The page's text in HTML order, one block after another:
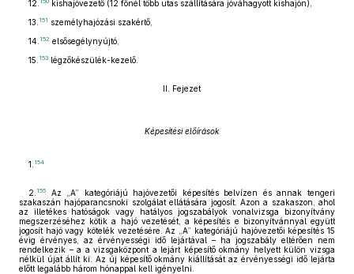
12.
kishajóvezető (12 főnél több utas szállítására jóváhagyott kishajón),
13. 151 személyhajózási szakértő,
14. 152 elsősegélynyújtó,
15. 153 légzőkészülék-kezelő.
II. Fejezet
Képesítési előírások
1. 154
2. 155
Az „A” kategóriájú hajóvezetői képesítés belvízen és annak tengeri
szakaszán hajóparancsnoki szolgálat ellátására jogosít. Azon a szakaszon, ahol
az illetékes hatóságok vagy hatályos jogszabályok vonalvizsga bizonyítvány
megszerzéséhez kötik a hajó vezetését, a képesítés e bizonyítvánnyal együtt
jogosít hajó vagy kötelék vezetésére. Az „A” kategóriájú hajóvezetői képesítés 15
évig érvényes, az érvényességi idő lejártával – ha jogszabály eltérően nem
rendelkezik – a a vizsgaközpont a lejárt képesítő okmány helyett külön vizsga
nélkül újat állít ki. Az új képesítő okmány kiállítását az érvényességi idő lejárta
előtt legalább három hónappal kell igényelni.